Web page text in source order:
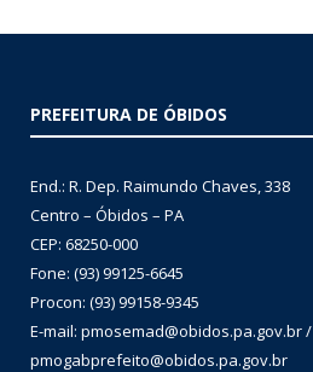
PREFEITURA DE ÓBIDOS
End.: R. Dep. Raimundo Chaves, 338
Centro – Óbidos – PA
CEP: 68250-000
Fone: (93) 99125-6645
Procon: (93) 99158-9345
E-mail: pmosemad@obidos.pa.gov.br /
pmogabprefeito@obidos.pa.gov.br